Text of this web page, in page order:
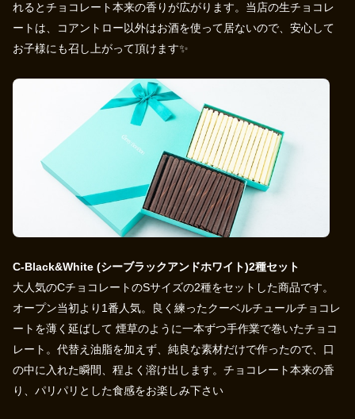
れるとチョコレート本来の香りが広がります。当店の生チョコレ
ートは、コアントロー以外はお酒を使って居ないので、安心して
お子様にも召し上がって頂けます✨
C-Black&White (シーブラックアンドホワイト)2種セット
大人気のCチョコレートのSサイズの2種をセットした商品です。
オープン当初より1番人気。良く練ったクーベルチュールチョコレ
ートを薄く延ばして 煙草のように一本ずつ手作業で巻いたチョコ
レート。代替え油脂を加えず、純良な素材だけで作ったので、口
の中に入れた瞬間、程よく溶け出します。チョコレート本来の香
り、パリパリとした食感をお楽しみ下さい